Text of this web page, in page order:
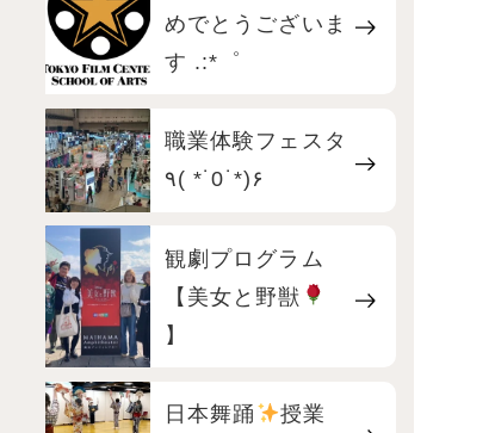
めでとうございま
す .:*゜
職業体験フェスタ
٩( *˙0˙*)۶
観劇プログラム
【美女と野獣
】
日本舞踊
授業